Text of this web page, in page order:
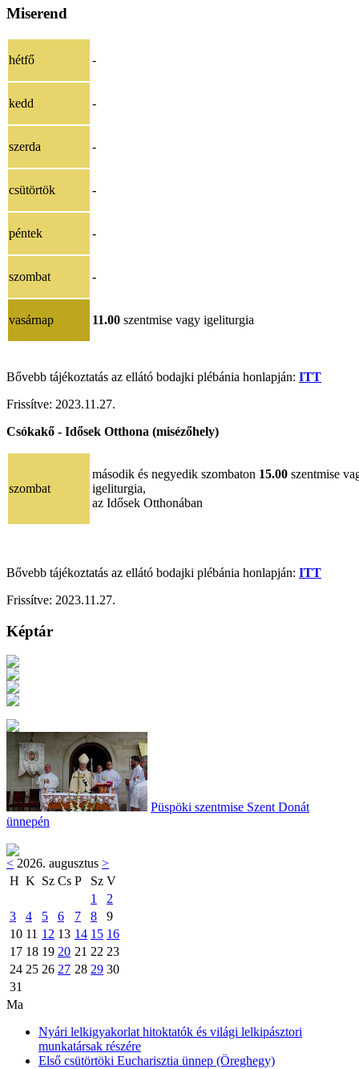
Miserend
hétfő -
kedd -
szerda -
csütörtök -
péntek -
szombat -
vasárnap 11.00 szentmise vagy igeliturgia
Bővebb tájékoztatás az ellátó bodajki plébánia honlapján: ITT
Frissítve: 2023.11.27.
Csókakő - Idősek Otthona (misézőhely)
szombat
második és negyedik szombaton 15.00 szentmise
igeliturgia,
az Idősek Otthonában
Bővebb tájékoztatás az ellátó bodajki plébánia honlapján: ITT
Frissítve: 2023.11.27.
Képtár
Püspöki szentmise Szent Donát
ünnepén
< 2026. augusztus >
H K Sz Cs P Sz V
1
2
3
4 5 6 7 8
9
10 11 12 13 14 15 16
17 18 19 20 21 22 23
24 25 26 27 28 29 30
31
Ma
Nyári lelkigyakorlat hitoktatók és világi lelkipásztori
munkatársak részére
Első csütörtöki Eucharisztia ünnep (Öreghegy)